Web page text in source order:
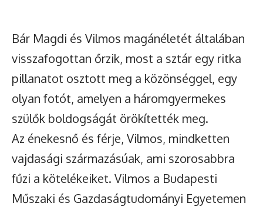
Bár Magdi és Vilmos magánéletét általában
visszafogottan őrzik, most a sztár egy ritka
pillanatot osztott meg a közönséggel, egy
olyan fotót, amelyen a háromgyermekes
szülők boldogságát örökítették meg.
Az énekesnő és férje, Vilmos, mindketten
vajdasági származásúak, ami szorosabbra
fűzi a kötelékeiket. Vilmos a Budapesti
Műszaki és Gazdaságtudományi Egyetemen